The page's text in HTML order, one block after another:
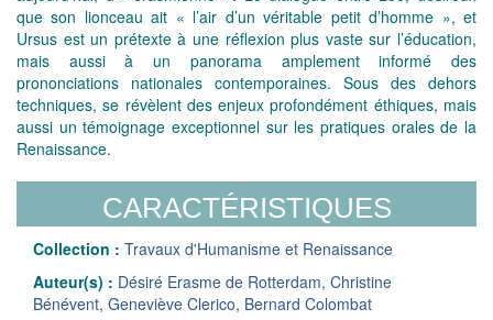
que son lionceau ait « l’air d’un véritable petit d’homme », et
Ursus est un prétexte à une réflexion plus vaste sur l’éducation,
mais aussi à un panorama amplement informé des
prononciations nationales contemporaines. Sous des dehors
techniques, se révèlent des enjeux profondément éthiques, mais
aussi un témoignage exceptionnel sur les pratiques orales de la
Renaissance.
CARACTÉRISTIQUES
Collection : Travaux d'Humanisme et Renaissance
Auteur(s) : Désiré Erasme de Rotterdam, Christine
Bénévent, Geneviève Clerico, Bernard Colombat